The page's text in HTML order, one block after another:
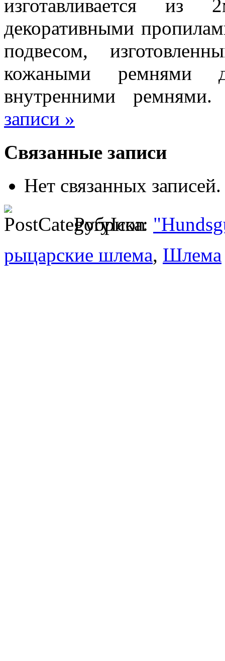
изготавливается
декоративными
подвесом,
кожаными ремнями
внутренними
записи »
Связанные записи
Нет связанных записей.
Рубрика:
рыцарские шлема, Шлема